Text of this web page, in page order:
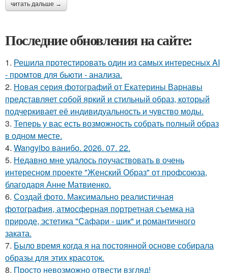
читать дальше →
Последние обновления на сайте:
1. Решила протестировать один из самых интересных AI
- промтов для бьюти - анализа.
2. Новая серия фотографий от Екатерины Варнавы
представляет собой яркий и стильный образ, который
подчеркивает её индивидуальность и чувство моды.
3. Теперь у вас есть возможность собрать полный образ
в одном месте.
4. Wangyibo ванибо. 2026. 07. 22.
5. Недавно мне удалось поучаствовать в очень
интересном проекте "Женский Образ" от профсоюза,
благодаря Анне Матвиенко.
6. Создай фото. Максимально реалистичная
фотография, атмосферная портретная съемка на
природе, эстетика "Сафари - шик" и романтичного
заката.
7. Было время когда я на постоянной основе собирала
образы для этих красоток.
8. Просто невозможно отвести взгляд!